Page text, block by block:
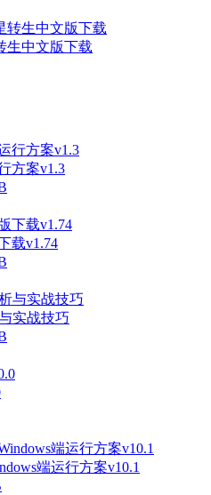
生中文版下载
方案v1.3
载v1.74
实战技巧
端运行方案v10.1